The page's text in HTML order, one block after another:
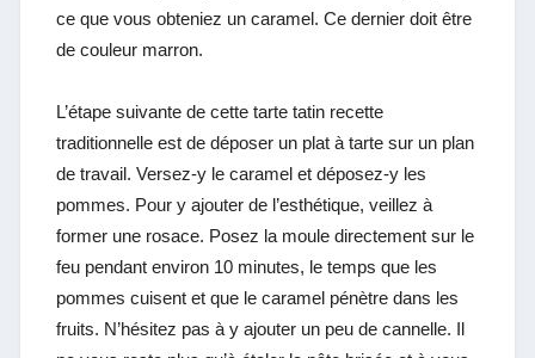
ce que vous obteniez un caramel. Ce dernier doit être
de couleur marron.
L’étape suivante de cette tarte tatin recette
traditionnelle est de déposer un plat à tarte sur un plan
de travail. Versez-y le caramel et déposez-y les
pommes. Pour y ajouter de l’esthétique, veillez à
former une rosace. Posez la moule directement sur le
feu pendant environ 10 minutes, le temps que les
pommes cuisent et que le caramel pénètre dans les
fruits. N’hésitez pas à y ajouter un peu de cannelle. Il